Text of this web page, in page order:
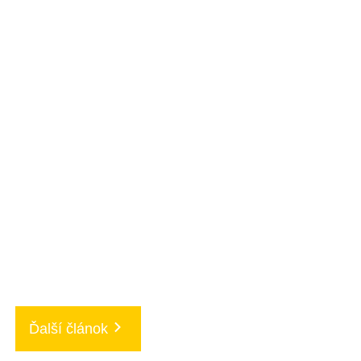
Ďalší článok